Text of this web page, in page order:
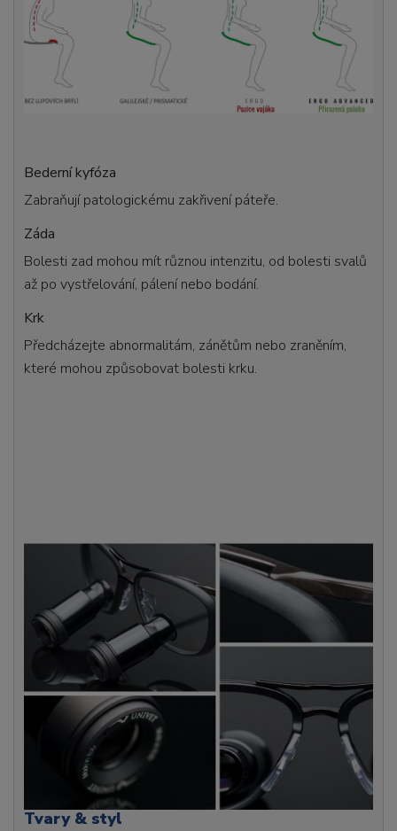
Bederní kyfóza
Zabraňují patologickému zakřivení páteře.
Záda
Bolesti zad mohou mít různou intenzitu, od bolesti svalů
až po vystřelování, pálení nebo bodání.
Krk
Předcházejte abnormalitám, zánětům nebo zraněním,
které mohou způsobovat bolesti krku.
Tvary & styl